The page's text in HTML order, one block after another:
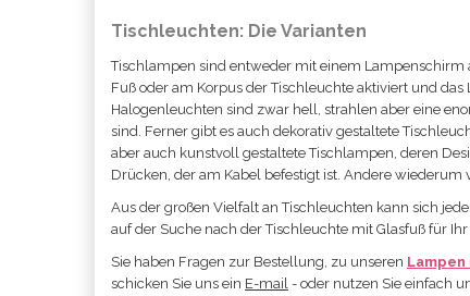
Tischleuchten: Die Varianten
Tischlampen sind entweder mit einem Lampenschirm
Fuß oder am Korpus der Tischleuchte aktiviert und
Halogenleuchten sind zwar hell, strahlen aber eine
sind. Ferner gibt es auch dekorativ gestaltete
aber auch kunstvoll gestaltete Tischlampen, deren
Drücken, der am Kabel befestigt ist. Andere
Aus der großen Vielfalt an Tischleuchten kann sich
auf der Suche nach der Tischleuchte mit Glasfuß für
Sie haben Fragen zur Bestellung, zu unseren Lampen
schicken Sie uns ein E-mail - oder nutzen Sie einfach